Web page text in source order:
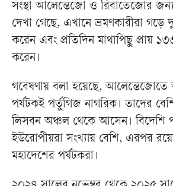
সংস্থা আলেন্তেজো ও রিবাতেজোর
দেখা গেছে, এখানে ভ্রমণকারীরা গড়ে
করেন এবং প্রতিদিন মাথাপিছু প্রায়
করেন।
গবেষণায় বলা হয়েছে,
পর্যটকই পর্তুগিজ নাগরিক। তাদের
লিসবন অঞ্চল থেকে আসেন। বিদেশি
ইউরোপীয়রা সংখ্যায় বেশি, এরপর
মহাদেশের পর্যটকরা।